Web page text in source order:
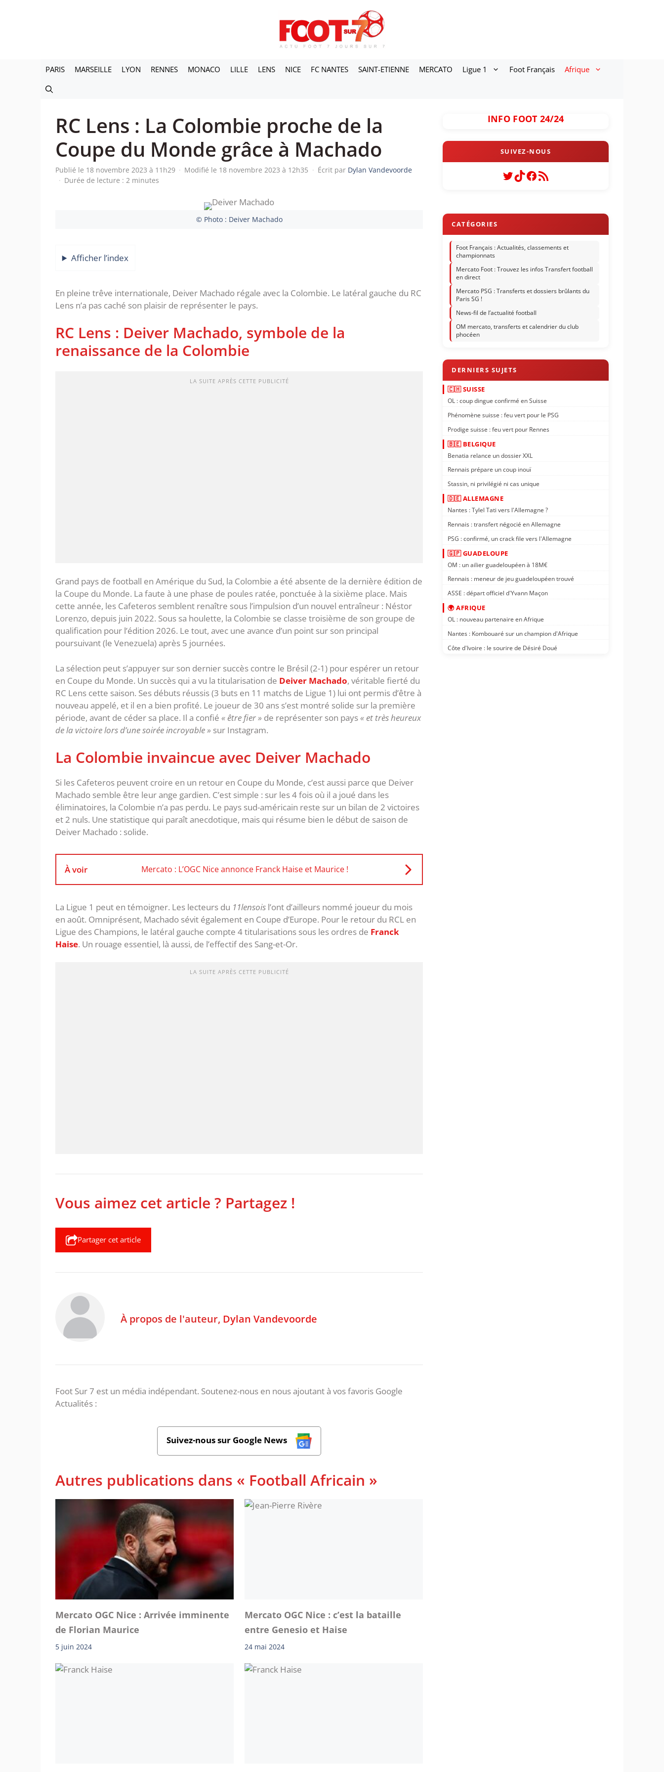
PARIS MARSEILLE LYON RENNES MONACO LILLE LENS NICE FC NANTES SAINT-ETIENNE MERCATO Ligue 1 Foot Français Afrique
RC Lens : La Colombie proche de la
Coupe du Monde grâce à Machado
Publié le 18 novembre 2023 à 11h29 · Modifié le 18 novembre 2023 à 12h35 · Écrit par Dylan Vandevoorde
· Durée de lecture : 2 minutes
© Photo : Deiver Machado
Afficher l’index
En pleine trêve internationale, Deiver Machado régale avec la Colombie. Le latéral gauche du RC
Lens n’a pas caché son plaisir de représenter le pays.
RC Lens : Deiver Machado, symbole de la
renaissance de la Colombie
LA SUITE APRÈS CETTE PUBLICITÉ
Grand pays de football en Amérique du Sud, la Colombie a été absente de la dernière édition de
la Coupe du Monde. La faute à une phase de poules ratée, ponctuée à la sixième place. Mais
cette année, les Cafeteros semblent renaître sous l’impulsion d’un nouvel entraîneur : Néstor
Lorenzo, depuis juin 2022. Sous sa houlette, la Colombie se classe troisième de son groupe de
qualification pour l’édition 2026. Le tout, avec une avance d’un point sur son principal
poursuivant (le Venezuela) après 5 journées.
La sélection peut s’appuyer sur son dernier succès contre le Brésil (2-1) pour espérer un retour
en Coupe du Monde. Un succès qui a vu la titularisation de Deiver Machado, véritable fierté du
RC Lens cette saison. Ses débuts réussis (3 buts en 11 matchs de Ligue 1) lui ont permis d’être à
nouveau appelé, et il en a bien profité. Le joueur de 30 ans s’est montré solide sur la première
période, avant de céder sa place. Il a confié « être fier » de représenter son pays« et très heureux
de la victoire lors d’une soirée incroyable » sur Instagram.
La Colombie invaincue avec Deiver Machado
Si les Cafeteros peuvent croire en un retour en Coupe du Monde, c’est aussi parce que Deiver
Machado semble être leur ange gardien. C’est simple : sur les 4 fois où il a joué dans les
éliminatoires, la Colombie n’a pas perdu. Le pays sud-américain reste sur un bilan de 2 victoires
et 2 nuls. Une statistique qui paraît anecdotique, mais qui résume bien le début de saison de
Deiver Machado : solide.
À voir Mercato : L’OGC Nice annonce Franck Haise et Maurice !
La Ligue 1 peut en témoigner. Les lecteurs du 11lensois l’ont d’ailleurs nommé joueur du mois
en août. Omniprésent, Machado sévit également en Coupe d’Europe. Pour le retour du RCL en
Ligue des Champions, le latéral gauche compte 4 titularisations sous les ordres de Franck
Haise. Un rouage essentiel, là aussi, de l’effectif des Sang-et-Or.
LA SUITE APRÈS CETTE PUBLICITÉ
Vous aimez cet article ? Partagez !
Partager cet article
À propos de l'auteur, Dylan Vandevoorde
Foot Sur 7 est un média indépendant. Soutenez-nous en nous ajoutant à vos favoris Google
Actualités :
Suivez-nous sur Google News
Autres publications dans « Football Africain »
Mercato OGC Nice : Arrivée imminente
de Florian Maurice
5 juin 2024
Mercato OGC Nice : c’est la bataille
entre Genesio et Haise
24 mai 2024
INFO FOOT 24/24
Twitter
TikTok
Facebook
Flux RSS
Foot Français : Actualités, classements et
championnats
Mercato Foot : Trouvez les infos Transfert football
en direct
Mercato PSG : Transferts et dossiers brûlants du
Paris SG !
News-fil de l’actualité football
OM mercato, transferts et calendrier du club
phocéen
🇨🇭 SUISSE
OL : coup dingue confirmé en Suisse
Phénomène suisse : feu vert pour le PSG
Prodige suisse : feu vert pour Rennes
🇧🇪 BELGIQUE
Benatia relance un dossier XXL
Rennais prépare un coup inouï
Stassin, ni privilégié ni cas unique
🇩🇪 ALLEMAGNE
Nantes : Tylel Tati vers l'Allemagne ?
Rennais : transfert négocié en Allemagne
PSG : confirmé, un crack file vers l'Allemagne
🇬🇵 GUADELOUPE
OM : un ailier guadeloupéen à 18M€
Rennais : meneur de jeu guadeloupéen trouvé
ASSE : départ officiel d'Yvann Maçon
🌍 AFRIQUE
OL : nouveau partenaire en Afrique
Nantes : Kombouaré sur un champion d'Afrique
Côte d'Ivoire : le sourire de Désiré Doué